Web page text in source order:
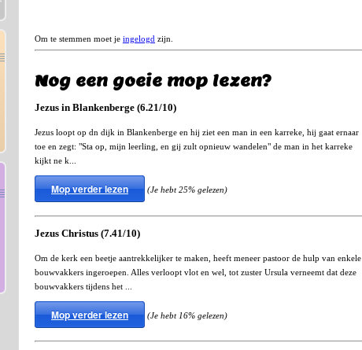
Om te stemmen moet je ingelogd zijn.
Nog een goeie mop lezen?
Jezus in Blankenberge (6.21/10)
Jezus loopt op dn dijk in Blankenberge en hij ziet een man in een karreke, hij gaat ernaar
toe en zegt: "Sta op, mijn leerling, en gij zult opnieuw wandelen" de man in het karreke
kijkt ne k...
Mop verder lezen (Je hebt 25% gelezen)
Jezus Christus (7.41/10)
Om de kerk een beetje aantrekkelijker te maken, heeft meneer pastoor de hulp van enkele
bouwvakkers ingeroepen. Alles verloopt vlot en wel, tot zuster Ursula verneemt dat deze
bouwvakkers tijdens het ...
Mop verder lezen (Je hebt 16% gelezen)